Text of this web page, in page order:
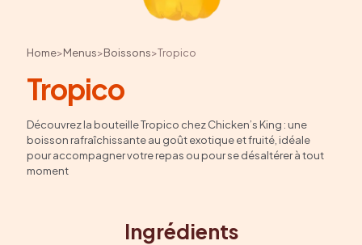
Home>Menus>Boissons>Tropico
Tropico
Découvrez la bouteille Tropico chez Chicken’s King : une
boisson rafraîchissante au goût exotique et fruité, idéale
pour accompagner votre repas ou pour se désaltérer à tout
moment
Ingrédients